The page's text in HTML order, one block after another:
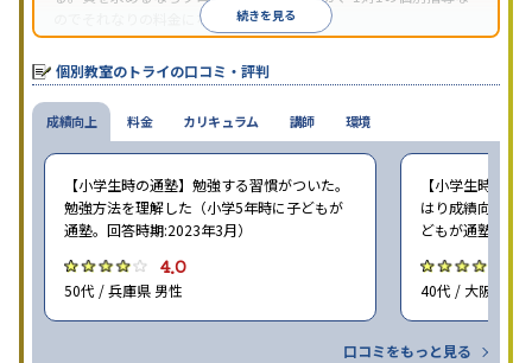
のでそれなりの料金になる。続きを見る
個別教室のトライの口コミ・評判
成績向上
【小学生時の通塾】勉強する習慣がついた。
勉強方法を理解した（小学5年時に子どもが
通塾。回答時期:2023年3月）
4.0
50代 / 兵庫県 男性
【小学生時の通
はり成績向上に
どもが通塾。回
40代 / 大阪府 女
口コミをもっと見る
料金 カリキュラム 講師 環境